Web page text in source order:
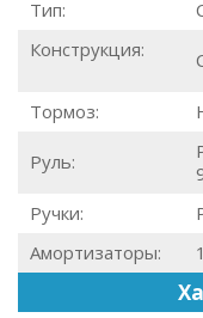
Тип:
Конструкция:
Тормоз:
Руль:
Ручки:
Амортизаторы: